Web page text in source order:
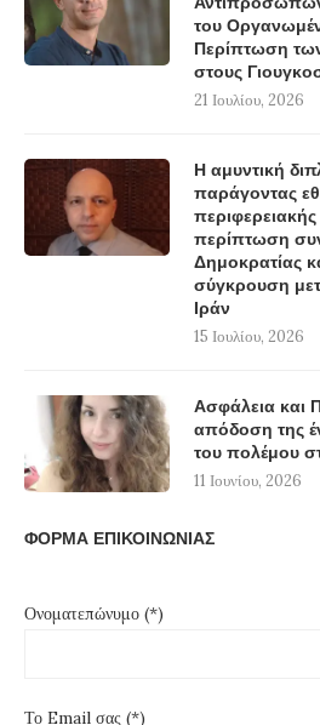
του
Περίπτωση
στους
21 Ιουλίου, 2026
Η αμυντική
παράγοντας
περίπτωση
Δημοκρατίας
σύγκρουση
Ιράν
15 Ιουλίου, 2026
Ασφάλεια και
απόδοση της
του πολέμου
11 Ιουνίου, 2026
ΦΟΡΜΑ ΕΠΙΚΟΙΝΩΝΙΑΣ
Ονοματεπώνυμο (*)
Το Email σας (*)